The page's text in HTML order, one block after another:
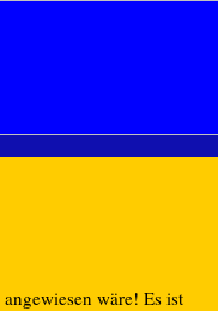
wäre! Es ist